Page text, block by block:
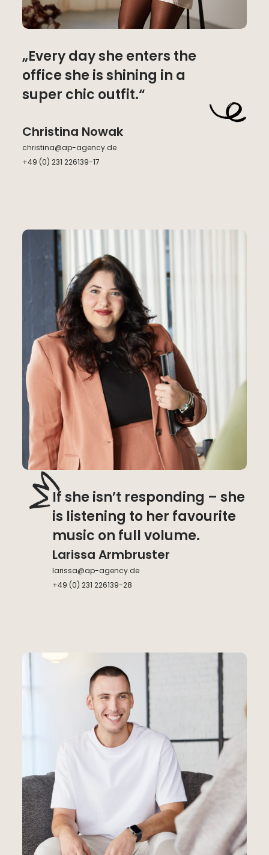
„Every day she enters the
office she is shining in a
super chic outfit.“
Christina Nowak
christina@ap-agency.de
+49 (0) 231 226139-17
If she isn’t responding – she
is listening to her favourite
music on full volume.
Larissa Armbruster
larissa@ap-agency.de
+49 (0) 231 226139-28